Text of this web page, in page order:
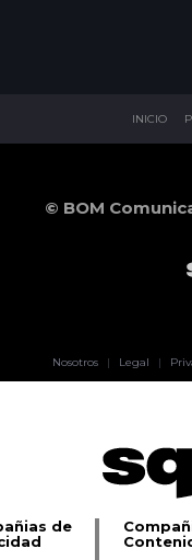
INICIO
© BOM
Nosotros | Legal |
de